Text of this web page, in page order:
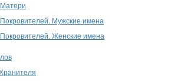
Мужские имена
Женские имена